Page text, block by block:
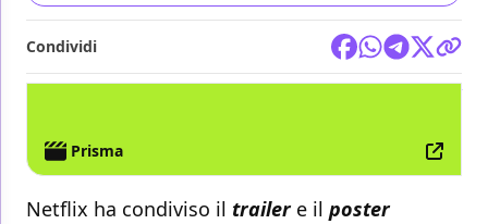
Condividi
Prisma
Netflix ha condiviso il trailere il poster